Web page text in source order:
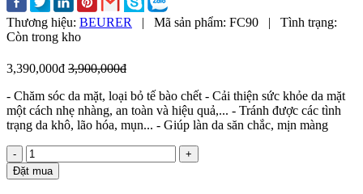
Thương hiệu: BEURER | Mã sản phẩm: FC90 |
Tình trạng:
Còn trong kho
3,390,000đ 3,900,000đ
- Chăm sóc da mặt, loại bỏ tế bào chết - Cải thiện sức khỏe da mặt
một cách nhẹ nhàng, an toàn và hiệu quả,... - Tránh được các tình
trạng da khô, lão hóa, mụn... - Giúp làn da săn chắc, mịn màng
-
+
Đặt mua